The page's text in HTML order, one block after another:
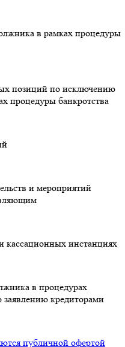
в рамках процедуры
позиций по исключению
процедуры банкротства
и мероприятий
кассационных инстанциях
в процедурах
кредиторами
публичной офертой